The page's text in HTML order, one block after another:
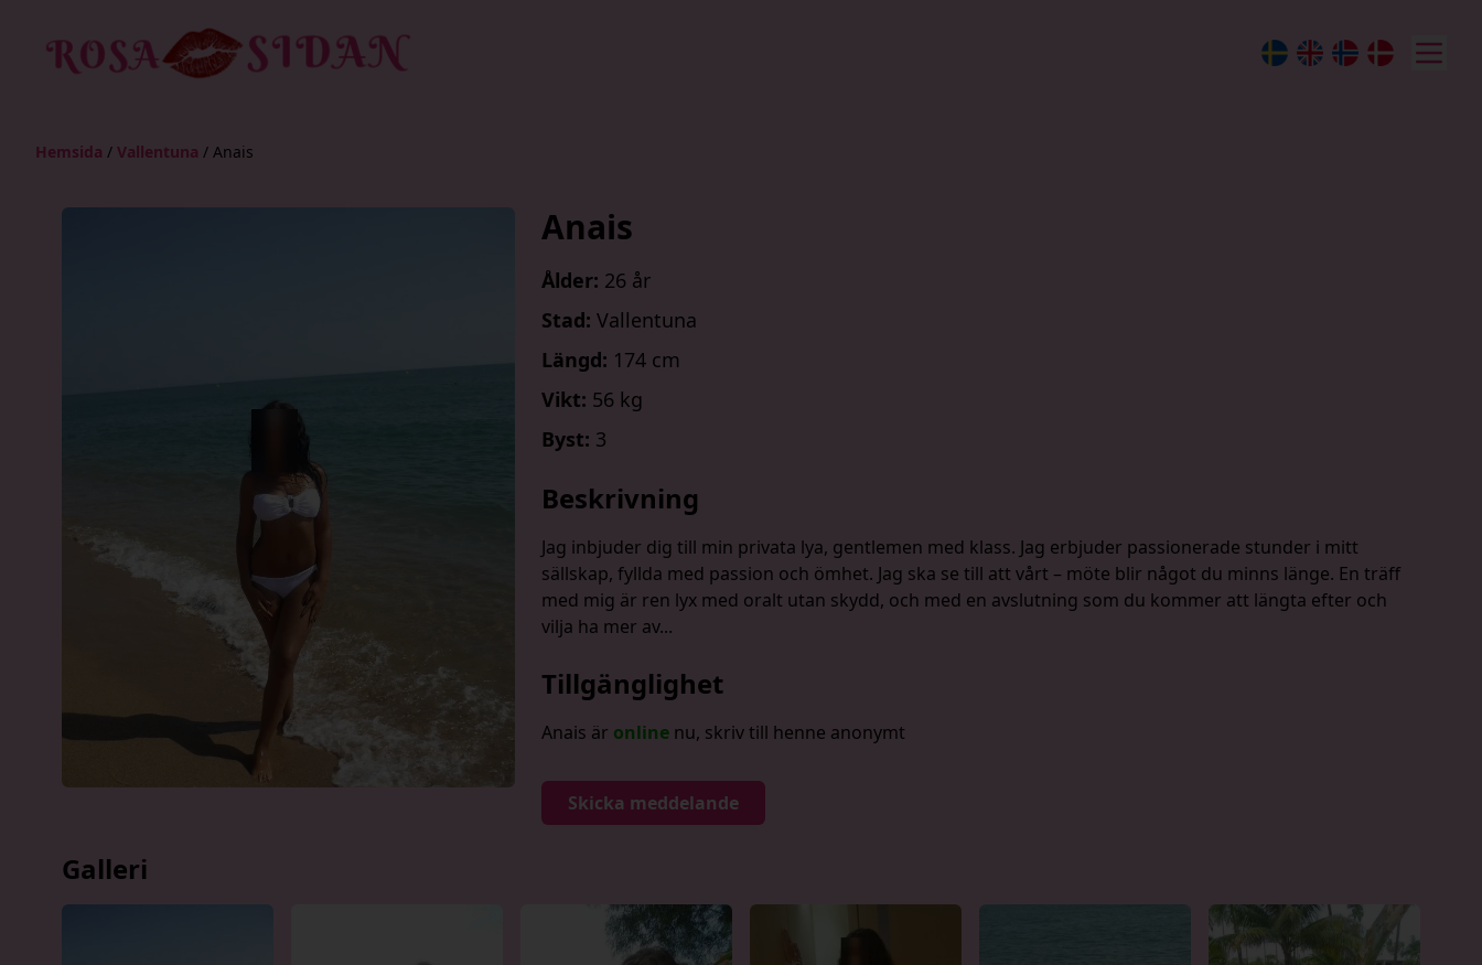
Hemsida / Vallentuna / Anais
Anais
Ålder: 26 år
Stad: Vallentuna
Längd: 174 cm
Vikt: 56 kg
Byst: 3
Beskrivning
Jag inbjuder dig till min privata lya, gentlemen med klass. Jag erbjuder passionerade stunder i mitt
sällskap, fyllda med passion och ömhet. Jag ska se till att vårt – möte blir något du minns länge. En träff
med mig är ren lyx med oralt utan skydd, och med en avslutning som du kommer att längta efter och
vilja ha mer av...
Tillgänglighet
Anais är onlinenu, skriv till henne anonymt
Skicka meddelande
Galleri